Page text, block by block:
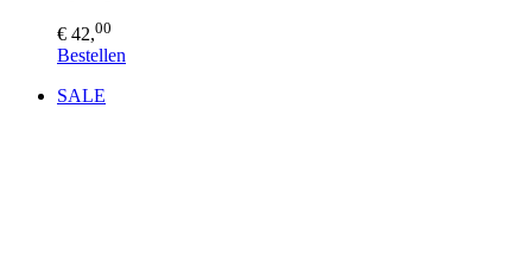
€ 42,00
Bestellen
SALE